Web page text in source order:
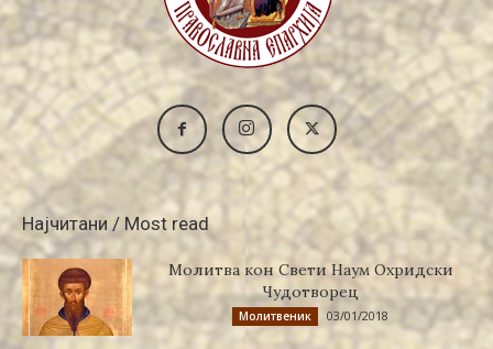
Најчитани / Most read
Молитва кон Свети Наум Охридски
Чудотворец
Молитвеник 03/01/2018